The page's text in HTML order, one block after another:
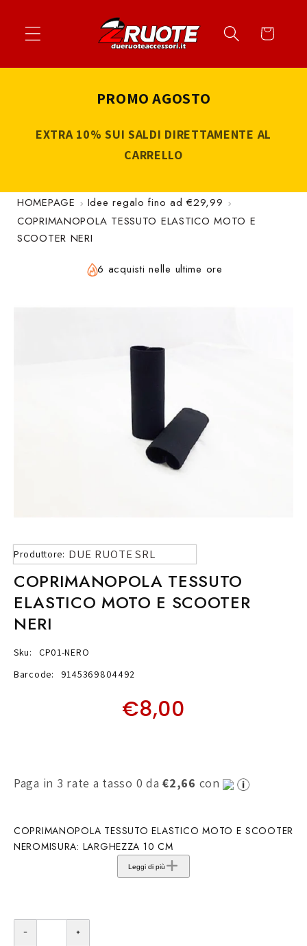
Vai al piè di página
Apri widget di accessibilità
ai contenuti
Carrello
PROMO AGOSTO
EXTRA 10% SUI SALDI DIRETTAMENTE AL
CARRELLO
HOMEPAGE
Idee regalo fino ad €29,99
COPRIMANOPOLA TESSUTO ELASTICO MOTO E
SCOOTER NERI
6 acquisti nelle ultime ore
Produttore: DUE RUOTE SRL
COPRIMANOPOLA TESSUTO
ELASTICO MOTO E SCOOTER
NERI
Sku:
CP01-NERO
Barcode:
9145369804492
€8,00
Paga in 3 rate a tasso 0 da€2,66 con
COPRIMANOPOLA TESSUTO ELASTICO MOTO E SCOOTER
NEROMISURA: LARGHEZZA 10 CM
Leggi di più